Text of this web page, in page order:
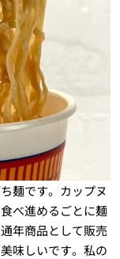
麺です。カップヌ
べ進めるごとに麺
年商品として販売
味しいです。私の